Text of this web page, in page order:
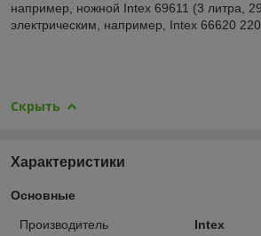
например, ножной Intex 69611 (3 литра,
электрическим, например, Intex 66620
Скрыть
Характеристики
Основные
Производитель
Intex